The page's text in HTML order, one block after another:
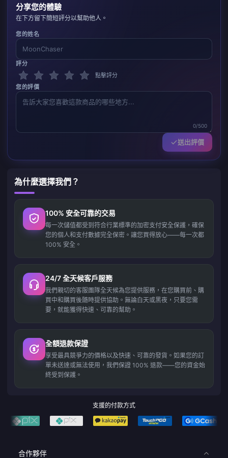
分享您的體驗
在下方留下簡短評分以幫助他人。
您的姓名
評分
點擊評分
您的評價
0/500
送出評價
為什麼選擇我們？
100% 安全可靠的交易
每一次儲值都受到符合行業標準的加密支付安全保護，確保
您的個人和支付數據完全保密。讓您買得放心——每一次都
100% 安全。
24/7 全天候客戶服務
我們親切的客服團隊全天候為您提供服務，在您購買前、購
買中和購買後隨時提供協助。無論白天或黑夜，只要您需
要，就能獲得快速、可靠的幫助。
全額退款保證
享受最具競爭力的價格以及快速、可靠的發貨。如果您的訂
單未送達或無法使用，我們保證 100% 退款——您的資金始
終受到保護。
支援的付款方式
合作夥伴